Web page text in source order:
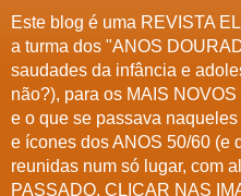
Este blog é uma REVISTA
a turma dos "ANOS
saudades da infância e
não?), para os MAIS
e o que se passava
e ícones dos ANOS 50/60 (e
reunidas num só lugar, com
PASSADO. CLICAR NAS